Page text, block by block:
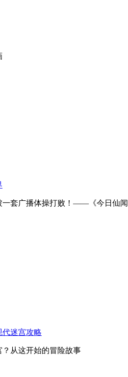
一套广播体操打败！——《今日仙
代迷宫攻略
？从这开始的冒险故事